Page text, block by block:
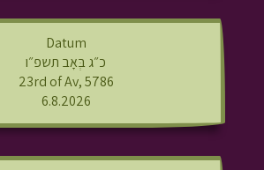
Datum
כ״ג בְּאָב תשפ״ו
23rd of Av, 5786
6.8.2026